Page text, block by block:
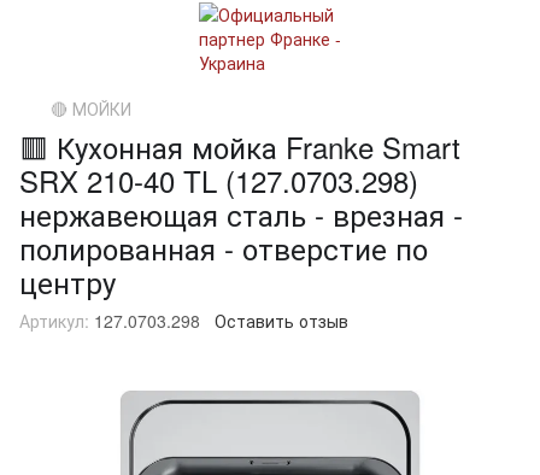
🔴 МОЙКИ
🟥 Кухонная мойка Franke Smart
SRX 210-40 TL (127.0703.298)
нержавеющая сталь - врезная -
полированная - отверстие по
центру
Артикул: 127.0703.298 Оставить отзыв